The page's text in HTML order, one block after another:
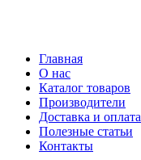
Главная
О нас
Каталог товаров
Производители
Доставка и оплата
Полезные статьи
Контакты